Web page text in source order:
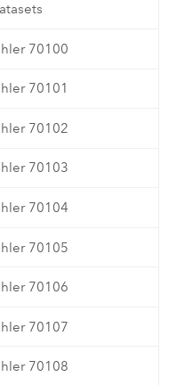
70100
70101
70102
70103
70104
70105
70106
70107
70108